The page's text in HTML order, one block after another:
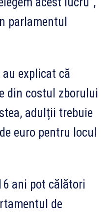
parlamentul
explicat că
din costul zborului
adulții trebuie
euro pentru locul
ani pot călători
de